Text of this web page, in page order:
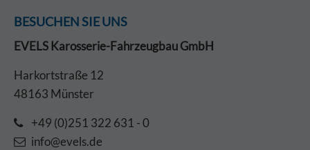
BESUCHEN SIE UNS
EVELS Karosserie-Fahrzeugbau GmbH
Harkortstraße 12
48163 Münster
+49 (0)251 322 631 - 0
info@evels.de